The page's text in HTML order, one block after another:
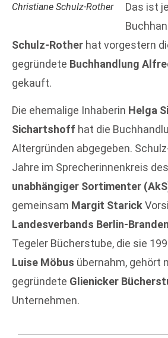
Christiane Schulz-Rother
Das ist
Schulz-Rother hat vorgestern
gegründete Buchhandlung
gekauft.
Die ehemalige Inhaberin Helga
Sichartshoff hat die
Altergründen abgegeben.
Jahre im Sprecherinnenkreis des
unabhängiger Sortimenter
gemeinsam Margit Starick
Landesverbands Berlin-
Tegeler Bücherstube, die sie
Luise Möbus übernahm, gehört
gegründete Glienicker
Unternehmen.